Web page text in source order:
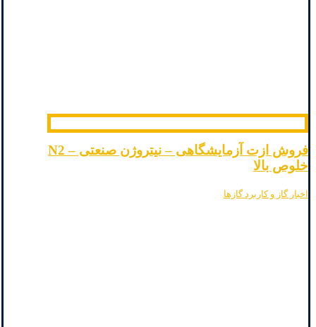
فروش ازت آزمایشگاهی – نیتروژن صنعتی – N2
خلوص بالا
اخبار گاز و کاربرد گازها